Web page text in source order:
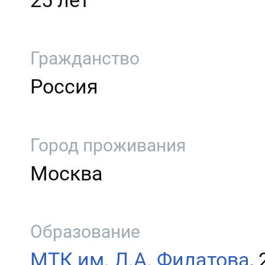
Гражданство
Россия
Город проживания
Москва
Образование
МТК им. Л.А. Филатова,